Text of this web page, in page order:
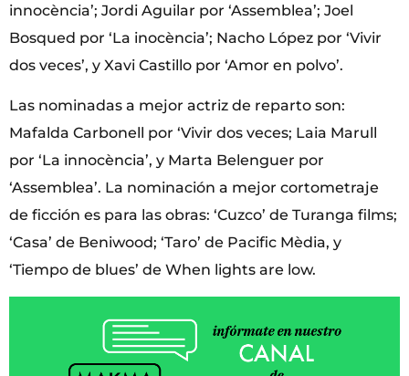
innocència’; Jordi Aguilar por ‘Assemblea’; Joel
Bosqued por ‘La inocència’; Nacho López por ‘Vivir
dos veces’, y Xavi Castillo por ‘Amor en polvo’.
Las nominadas a mejor actriz de reparto son:
Mafalda Carbonell por ‘Vivir dos veces; Laia Marull
por ‘La innocència’, y Marta Belenguer por
‘Assemblea’. La nominación a mejor cortometraje
de ficción es para las obras: ‘Cuzco’ de Turanga films;
‘Casa’ de Beniwood; ‘Taro’ de Pacific Mèdia, y
‘Tiempo de blues’ de When lights are low.